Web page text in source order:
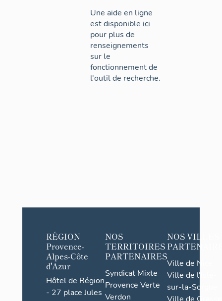
Une aide en ligne
est disponible ici
pour plus de
renseignements
sur le
fonctionnement de
l'outil de recherche.
RÉGION
Provence-
Alpes-Côte
d'Azur
Hôtel de Région
- 27 place Jules
NOS
TERRITOIRES
PARTENAIRES
Syndicat Mixte
Provence Verte
Verdon
NOS VILLES
Ville de Nice
Ville de l'Isle-
sur-la-Sorgue